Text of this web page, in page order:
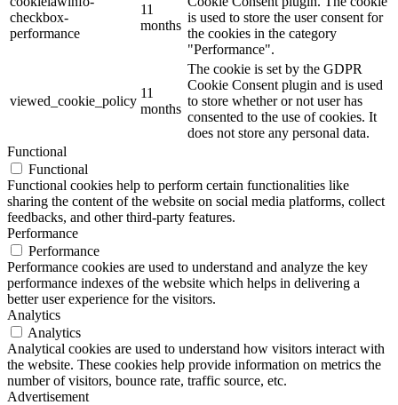
checkbox-
performance
11
months
is used to store the user consent for
the cookies in the category
"Performance".
viewed_cookie_policy
11
months
The cookie is set by the GDPR
Cookie Consent plugin and is used
to store whether or not user has
consented to the use of cookies. It
does not store any personal data.
Functional
Functional
Functional cookies help to perform certain functionalities like
sharing the content of the website on social media platforms, collect
feedbacks, and other third-party features.
Performance
Performance
Performance cookies are used to understand and analyze the key
performance indexes of the website which helps in delivering a
better user experience for the visitors.
Analytics
Analytics
Analytical cookies are used to understand how visitors interact with
the website. These cookies help provide information on metrics the
number of visitors, bounce rate, traffic source, etc.
Advertisement